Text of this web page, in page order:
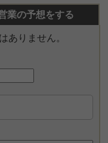
業の予想をする
ありません。